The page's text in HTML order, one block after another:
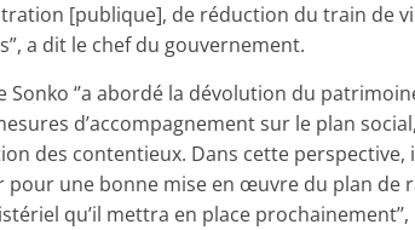
[publique], de réduction du train de
a dit le chef du gouvernement.
Sonko ‘’a abordé la dévolution du
d’accompagnement sur le plan
des contentieux. Dans cette
pour une bonne mise en œuvre du plan de
qu’il mettra en place prochainement’’,